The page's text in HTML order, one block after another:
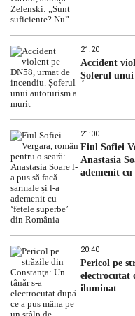
21:20
Accident
Șoferul
21:00
Fiul Sofiei
Anastasia
ademenit cu
20:40
Pericol pe
electrocutat
iluminat